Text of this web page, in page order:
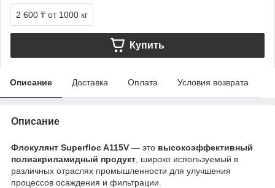
2 600 ₸ от 1000 кг
Купить
Описание Доставка Оплата Условия возврата
Описание
Флокулянт Superfloc A115V — это высокоэффективный
полиакриламидный продукт , широко используемый в
различных отраслях промышленности для улучшения
процессов осаждения и фильтрации.